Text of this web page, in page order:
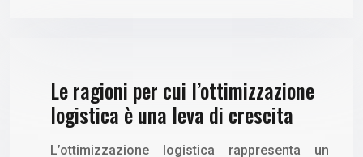
Le ragioni per cui l’ottimizzazione
logistica è una leva di crescita
L’ottimizzazione logistica rappresenta un